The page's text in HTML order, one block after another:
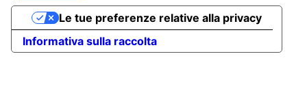
Informativa sulla raccolta
Le tue preferenze relative alla privacy